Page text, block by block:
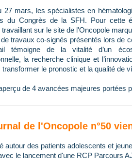
27 mars, les spécialistes en
du Congrès de la SFH. Pour cette
travaillant sur le site de l'Oncopole
travaux co-signés présentés lors de
témoigne de la vitalité d’un
la recherche clinique et
transformer le pronostic et la qualité de
de 4 avancées majeures portées
de l'Oncopole n°50
autour des patients adolescents et
le lancement d'une RCP Parcours